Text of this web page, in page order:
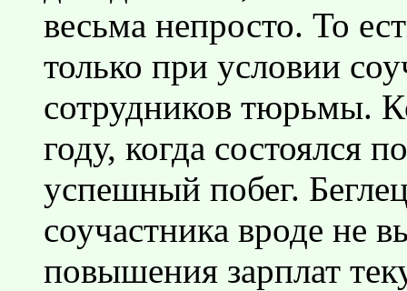
весьма непросто. То
только при условии
сотрудников тюрьмы.
году, когда состоялся
успешный побег.
соучастника вроде не
повышения зарплат